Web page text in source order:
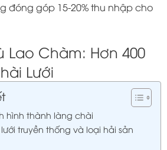
đóng góp 15-20% thu nhập cho
Lao Chàm: Hơn 400
Lưới
hình thành làng chài
truyền thống và loại hải sản